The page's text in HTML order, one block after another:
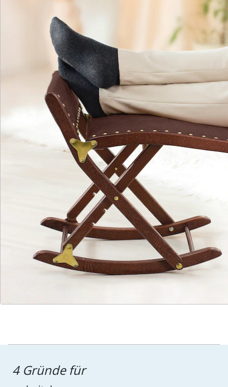
Katalog bestellen
Newsletter abonnieren
Wir sind für Sie da
Service-Hotline
4 Gründe für